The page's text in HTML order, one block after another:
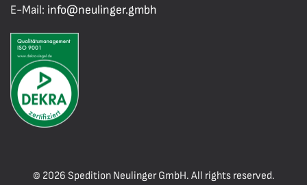
E-Mail: info@neulinger.gmbh
© 2026 Spedition Neulinger GmbH. All rights reserved.